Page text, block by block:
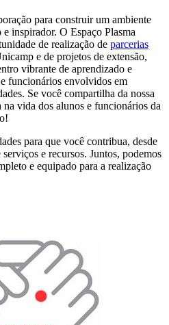
para construir um ambiente
inspirador. O Espaço Plasma
de realização de parcerias
e de projetos de extensão,
vibrante de aprendizado e
funcionários envolvidos em
Se você compartilha da nossa
na vida dos alunos e funcionários da
para que você contribua, desde
e recursos. Juntos, podemos
e equipado para a realização